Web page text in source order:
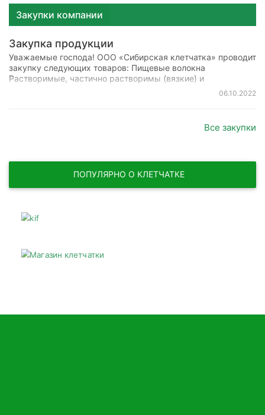
Закупки компании
Закупка продукции
Уважаемые господа! ООО «Сибирская клетчатка» проводит
закупку следующих товаров: Пищевые волокна
Растворимые, частично растворимы (вязкие) и
06.10.2022
Все закупки
ПОПУЛЯРНО О КЛЕТЧАТКЕ